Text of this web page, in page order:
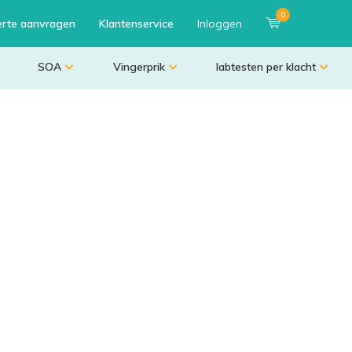
aanvragen Klantenservice Inloggen
0
SOA Vingerprik labtesten per klacht